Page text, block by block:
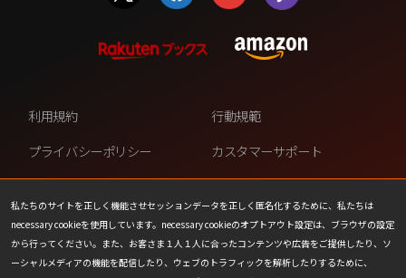
私たちのサイトを正しく機能させセッションデータを正しく匿名化するために、私たちは
necessary cookieを使用しています。necessary cookieのオプトアウト設定は、ブラウザの設定
から行ってください。また、お客さま１人１人に合ったコンテンツや広告をご提供したり、ソ
ーシャルメディアの機能を配信したり、ウェブのトラフィックを解析したりするために、
利用規約
行動規範
プライバシーポリシー
カスタマーサポート
ファンコンテンツ・ポリシー
個人情報の販売や共有を許可し
ない
COOKIE
プレスリリース
会社情報
お問い合わせ